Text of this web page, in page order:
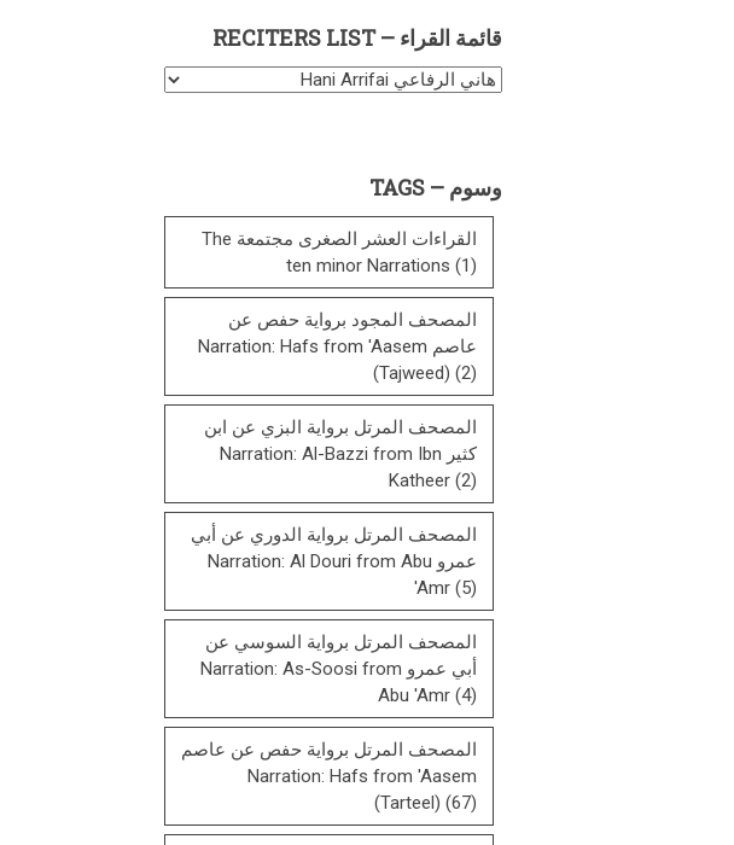
قائمة القراء – RECITERS LIST
قائمة
List
وسوم – TAGS
القراءات العشر الصغرى مجتمعة The
ten minor Narrations (1)
المصحف المجود برواية حفص عن
عاصم Narration: Hafs from 'Aasem
(Tajweed) (2)
المصحف المرتل برواية البزي عن ابن
كثير Narration: Al-Bazzi from Ibn
Katheer(2)
المصحف المرتل برواية الدوري عن أبي
عمرو Narration: Al Douri from Abu
'Amr(5)
المصحف المرتل برواية السوسي عن
أبي عمرو Narration: As-Soosi from
Abu 'Amr(4)
المصحف المرتل برواية حفص عن عاصم
Narration: Hafs from 'Aasem
(Tarteel) (67)